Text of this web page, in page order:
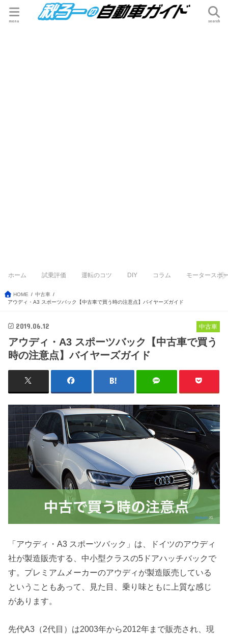
search
menu
ホーム 試乗評価 運転のコツ DIY コラム モータースポ
HOME
中古車
アウディ・A3 スポーツバック【中古車で買う時の注意点】バイヤーズガイド
中古車
2019.06.12
アウディ・A3 スポーツバック【中古車で買う
時の注意点】バイヤーズガイド
「アウディ・A3 スポーツバック」は、ドイツのアウディ
社が製造販売する、中小型クラスの5ドアハッチバックで
す。プレミアムメーカーのアウディが製造販売している
ということもあって、見た目、乗り味ともに上質な感じ
があります。
先代A3（2代目）は2003年から2012年まで販売され、現